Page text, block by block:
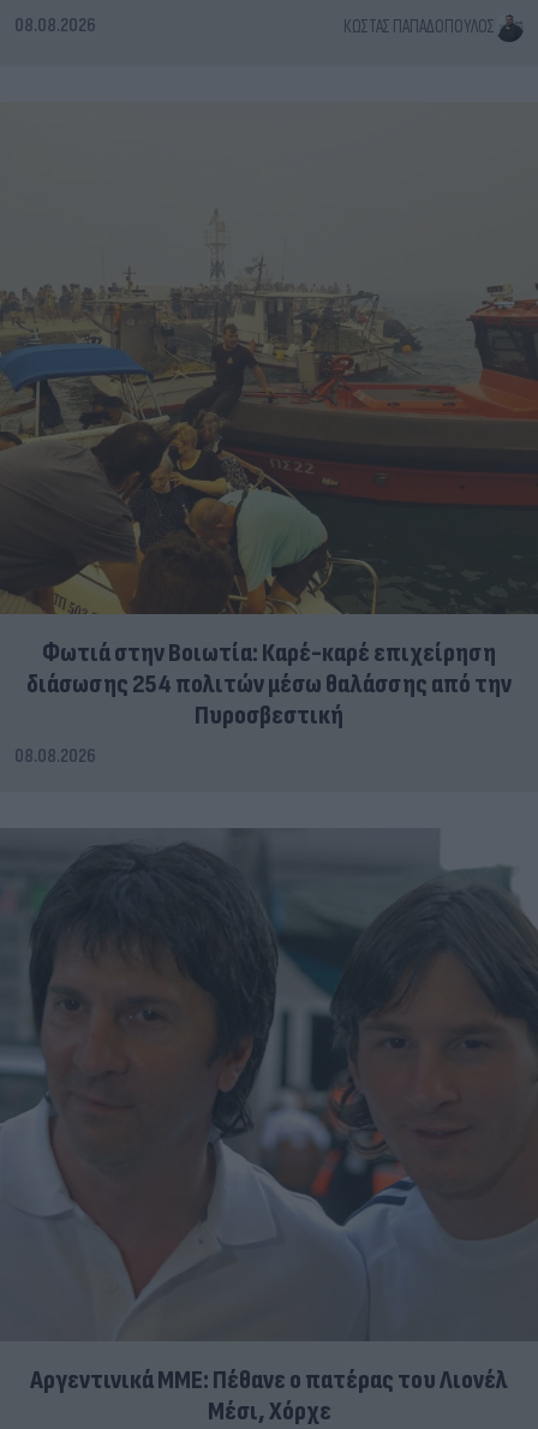
08.08.2026 ΚΏΣΤΑΣ ΠΑΠΑΔΌΠΟΥΛΟΣ
Φωτιά στην Βοιωτία: Καρέ-καρέ επιχείρηση
διάσωσης 254 πολιτών μέσω θαλάσσης από την
Πυροσβεστική
08.08.2026
Αργεντινικά ΜΜΕ: Πέθανε ο πατέρας του Λιονέλ
Μέσι, Χόρχε